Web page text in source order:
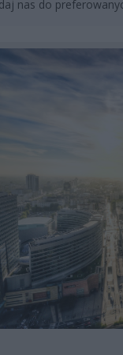
nas do